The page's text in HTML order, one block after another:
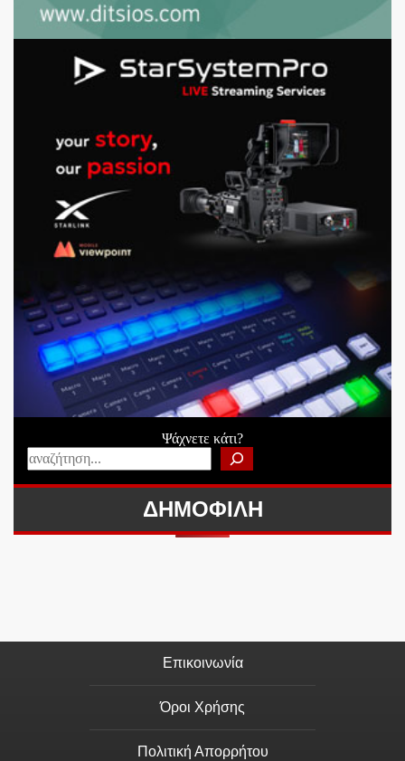
Ψάχνετε κάτι?
ΔΗΜΟΦΙΛΗ
Επικοινωνία
Όροι Χρήσης
Πολιτική Απορρήτου